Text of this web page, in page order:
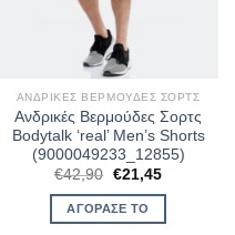
ΑΝΔΡΙΚΈΣ ΒΕΡΜΟΎΔΕΣ ΣΟΡΤΣ
Ανδρικές Βερμούδες Σορτς
Bodytalk ‘real’ Men’s Shorts
(9000049233_12855)
€42,90 Original
was:
€42,90.
€21,45Η
ΑΓΌΡΑΣΈ ΤΟ